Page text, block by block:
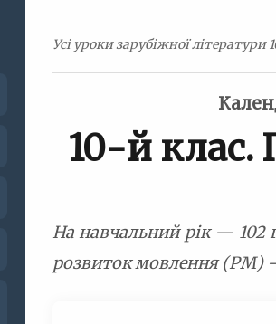
Усі уроки зарубіжної
10-й клас.
На навчальний рік — 102
розвиток мовлення (РМ)